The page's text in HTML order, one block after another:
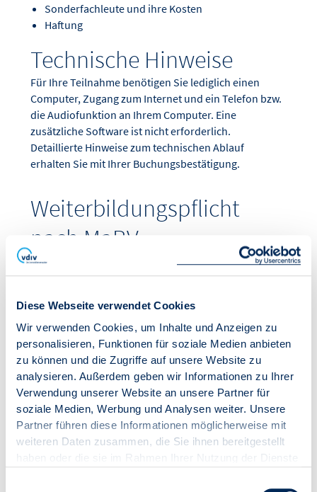
Diese Webseite verwendet Cookies
Wir verwenden Cookies, um Inhalte und Anzeigen zu
personalisieren, Funktionen für soziale Medien anbieten
zu können und die Zugriffe auf unsere Website zu
analysieren. Außerdem geben wir Informationen zu Ihrer
Verwendung unserer Website an unsere Partner für
soziale Medien, Werbung und Analysen weiter. Unsere
Partner führen diese Informationen möglicherweise mit
weiteren Daten zusammen, die Sie ihnen bereitgestellt
haben oder die sie im Rahmen Ihrer Nutzung der Dienste
Sonderfachleute und ihre Kosten
Haftung
Technische Hinweise
Für Ihre Teilnahme benötigen Sie lediglich einen
Computer, Zugang zum Internet und ein Telefon bzw.
die Audiofunktion an Ihrem Computer. Eine
zusätzliche Software ist nicht erforderlich.
Detaillierte Hinweise zum technischen Ablauf
erhalten Sie mit Ihrer Buchungsbestätigung.
Weiterbildungspflicht
nach MaBV
Ihre Teilnahme wird angerechnet! Für Ihre
Teilnahme am Online-Seminar erhalten Sie eine
Weiterbildungspflicht nutzen können. Ihre
Teilnahme bestätigen wir Ihnen mit bis zu 1 Stunde
30 Minuten.
IN DEN WARENKORB